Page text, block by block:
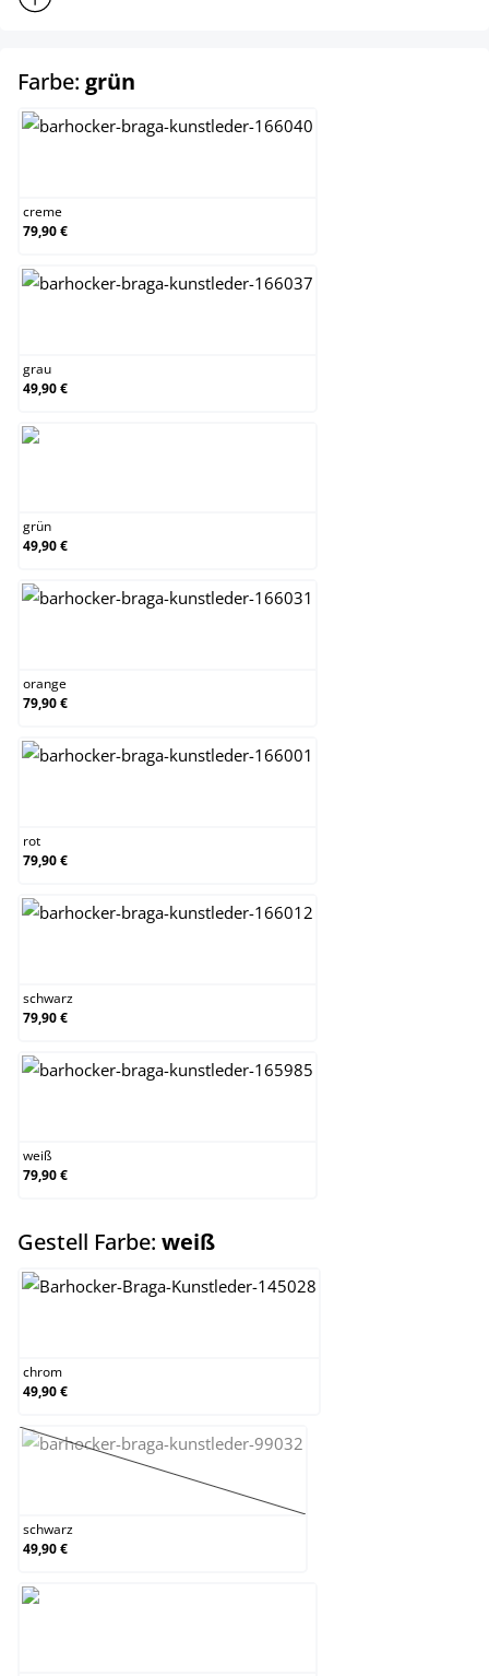
Farbe: grün
creme
79,90 €
grau
49,90 €
grün
49,90 €
orange
79,90 €
rot
79,90 €
schwarz
79,90 €
weiß
79,90 €
Gestell Farbe: weißauswählen
chrom
49,90 €
schwarz
(Diese Option ist zurzeit nicht verfügbar.)
schwarz
49,90 €